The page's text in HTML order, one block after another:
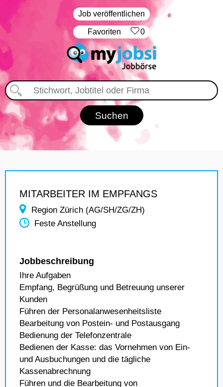
Job veröffentlichen
‏Favoriten 0
MITARBEITER IM EMPFANGS
Region Zürich (AG/SH/ZG/ZH)
Feste Anstellung
Jobbeschreibung
Ihre Aufgaben
Empfang, Begrüßung und Betreuung unserer
Kunden
Führen der Personalanwesenheitsliste
Bearbeitung von Postein- und Postausgang
Bedienung der Telefonzentrale
Bedienen der Kasse: das Vornehmen von Ein-
und Ausbuchungen und die tägliche
Kassenabrechnung
Führen und die Bearbeitung von